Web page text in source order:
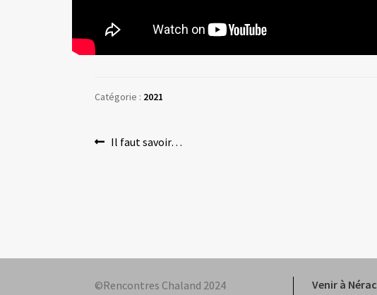
Catégorie : 2021
Navigation
Article
Il faut savoir…
©Rencontres Chaland 2024 Venir à Nérac